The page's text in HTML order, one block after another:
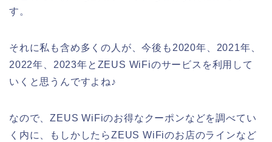
す。
それに私も含め多くの人が、今後も2020年、2021年、
2022年、2023年とZEUS WiFiのサービスを利用して
いくと思うんですよね♪
なので、ZEUS WiFiのお得なクーポンなどを調べてい
く内に、もしかしたらZEUS WiFiのお店のラインなど